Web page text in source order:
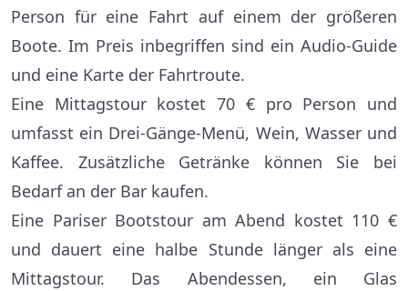
Person für eine Fahrt auf einem der größeren
Boote. Im Preis inbegriffen sind ein Audio-Guide
und eine Karte der Fahrtroute.
Eine Mittagstour kostet 70 € pro Person und
umfasst ein Drei-Gänge-Menü, Wein, Wasser und
Kaffee. Zusätzliche Getränke können Sie bei
Bedarf an der Bar kaufen.
Eine Pariser Bootstour am Abend kostet 110 €
und dauert eine halbe Stunde länger als eine
Mittagstour. Das Abendessen, ein Glas